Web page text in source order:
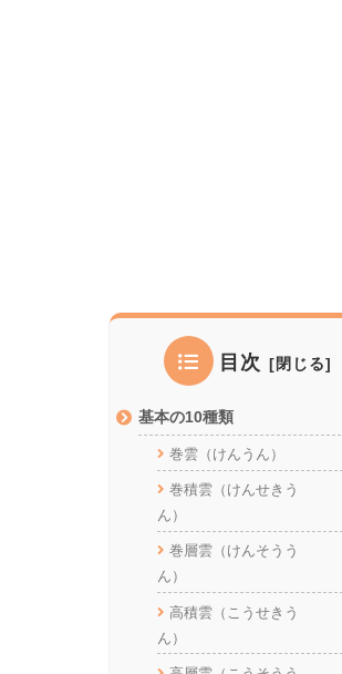
目次
基本の10種類
巻雲（けんうん）
巻積雲（けんせきう
ん）
巻層雲（けんそうう
ん）
高積雲（こうせきう
ん）